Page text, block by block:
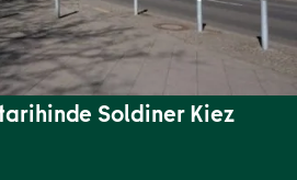
Soldiner Kiez